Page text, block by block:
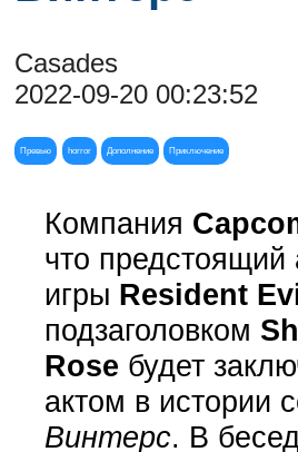
Casades
2022-09-20 00:23:52
Превью horror Дополнение Приключение
Компания
что
игры Resident
подзаголовком
Rose будет
актом в истории
Винтерс. В